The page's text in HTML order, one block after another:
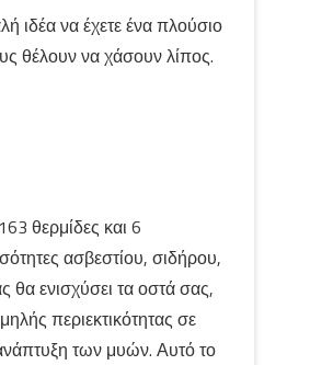
ιδέα να έχετε ένα πλούσιο
θέλουν να χάσουν λίπος.
θερμίδες και 6
ασβεστίου, σιδήρου,
θα ενισχύσει τα οστά σας,
περιεκτικότητας σε
των μυών. Αυτό το